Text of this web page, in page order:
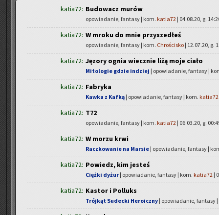
katia72: Budowacz murów
opowiadanie, fantasy | kom. katia72 | 04.08.20, g.
katia72: W mroku do mnie przyszedłeś
opowiadanie, fantasy | kom. Chrościsko | 12.07.20, g.
katia72: Jęzory ognia wiecznie liżą moje ciało
Mitologie gdzie indziej | opowiadanie, fantasy |
katia72: Fabryka
Kawka z Kafką | opowiadanie, fantasy | kom. katia72
katia72: T72
opowiadanie, fantasy | kom. katia72 | 06.03.20, g.
katia72: W morzu krwi
Raczkowanie na Marsie | opowiadanie, fantasy |
katia72: Powiedz, kim jesteś
Ciężki dyżur | opowiadanie, fantasy | kom. katia72 |
katia72: Kastor i Polluks
Trójkąt Sudecki Heroiczny | opowiadanie, fantasy